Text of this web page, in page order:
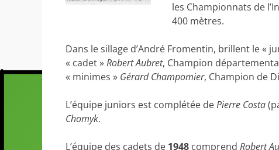
les Championnats de
400 mètres.
Dans le sillage d’André Fromentin, brillent le «
« cadet »Robert Aubret, Champion
« minimes » Gérard Champomier, Champion de
L’équipe juniors est complétée dePierre Costa
Chomyk.
L’équipe des cadets de 1948 comprend Robert